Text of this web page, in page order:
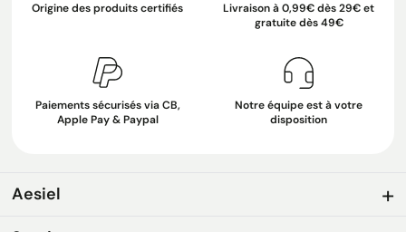
Origine des produits certifiés
Livraison à 0,99€ dès 29€ et
gratuite dès 49€
Paiements sécurisés via CB,
Apple Pay & Paypal
Notre équipe est à votre
disposition
Aesiel